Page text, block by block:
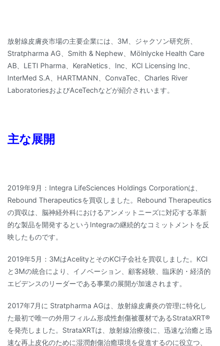
放射線皮膚炎市場の主要企業には、3M、ジャクソン研究所、
Stratpharma AG、Smith & Nephew、Mölnlycke Health Care
AB、LETI Pharma、KeraNetics、Inc、KCI Licensing Inc、
InterMed S.A、HARTMANN、ConvaTec、Charles River
LaboratoriesおよびAceTechなどが紹介されいます。
主な展開
2019年9月：Integra LifeSciences Holdings Corporationは、
Rebound Therapeuticsを買収しました。Rebound Therapeutics
の買収は、脳神経外科におけるアンメットニーズに対応する革新
的な製品を開発するというIntegraの継続的なコミットメントを反
映したものです。
2019年5月：3MはAcelityとそのKCI子会社を買収しました。KCI
と3Mの統合により、イノベーション、顧客経験、臨床的・経済的
エビデンスのリーダーである事業の展開が加速されます。
2017年7月に Stratpharma AGは、放射線皮膚炎の管理に特化し
た最初で唯一の外用フィルム形成性創傷被覆材であるStrataXRT®
を発売しました。StrataXRTは、放射線治療後に、迅速な治癒と迅
速な再上皮化のために湿潤創傷治癒環境を促進するのに役立つ、